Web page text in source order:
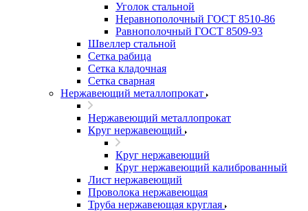
Уголок стальной
Неравнополочный ГОСТ 8510-86
Равнополочный ГОСТ 8509-93
Швеллер стальной
Сетка рабица
Сетка кладочная
Сетка сварная
Нержавеющий металлопрокат
Нержавеющий металлопрокат
Круг нержавеющий
Круг нержавеющий
Круг нержавеющий калиброванный
Лист нержавеющий
Проволока нержавеющая
Труба нержавеющая круглая